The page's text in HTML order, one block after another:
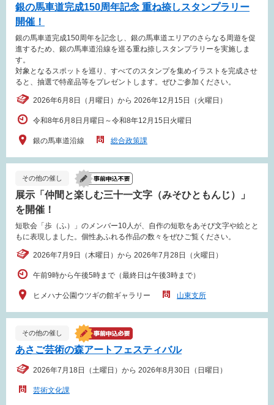
銀の馬車道完成150周年記念 重ね捺しスタンプラリー
開催！
銀の馬車道完成150周年を記念し、銀の馬車道エリアのさらなる周遊を促
進するため、銀の馬車道沿線を巡る重ね捺しスタンプラリーを実施しま
す。
対象となるスポットを巡り、すべてのスタンプを集めイラストを完成させ
ると、抽選で特産品等をプレゼントします。ぜひご参加ください。
2026年6月8日（月曜日）から 2026年12月15日（火曜日）
令和8年6月8日月曜日～令和8年12月15日火曜日
銀の馬車道沿線 総合政策課
その他の催し
展示「仲間と楽しむ三十一文字（みそひともんじ）」
を開催！
短歌会「歩（ふ）」のメンバー10人が、自作の短歌をあそび文字や絵とと
もに表現しました。個性あふれる作品の数々をぜひご覧ください。
2026年7月9日（木曜日）から 2026年7月28日（火曜日）
午前9時から午後5時まで（最終日は午後3時まで）
ヒメハナ公園ウツギの館ギャラリー 山東支所
その他の催し
あさご芸術の森アートフェスティバル
2026年7月18日（土曜日）から 2026年8月30日（日曜日）
芸術文化課